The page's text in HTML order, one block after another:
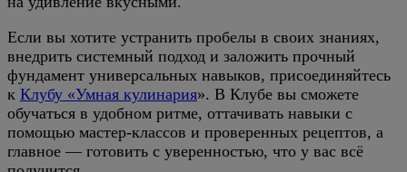
Если вы хотите устранить пробелы в своих знаниях,
внедрить системный подход и заложить прочный
фундамент универсальных навыков, присоединяйтесь
к Клубу «Умная кулинария». В Клубе вы сможете
обучаться в удобном ритме, оттачивать навыки с
помощью мастер-классов и проверенных рецептов, а
главное — готовить с уверенностью, что у вас всё